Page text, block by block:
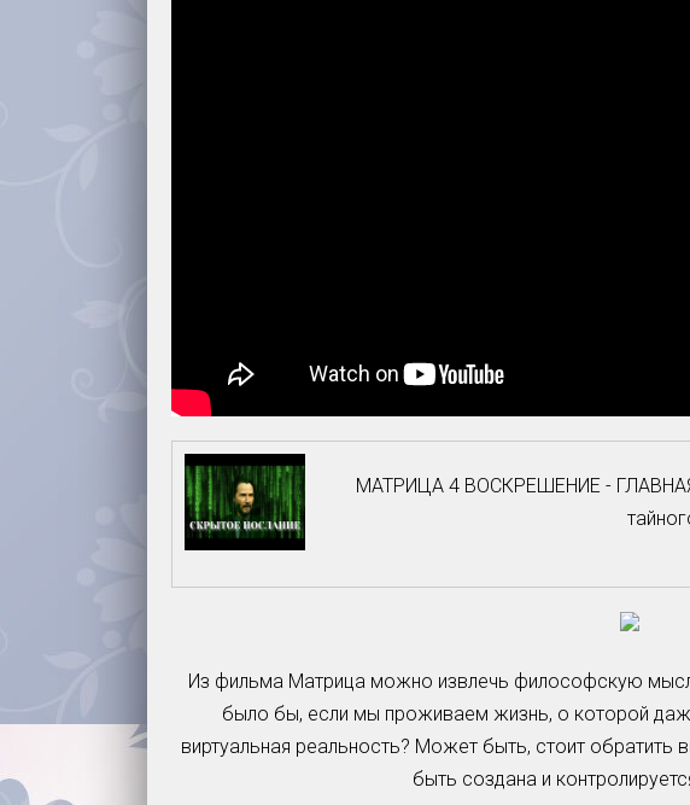
МАТРИЦА 4 ВОСКРЕШЕНИЕ -
Из фильма Матрица можно извлечь философскую
было бы, если мы проживаем жизнь, о которой
виртуальная реальность? Может быть, стоит
быть создана и